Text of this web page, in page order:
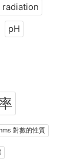
radiation
pH
對數的性質